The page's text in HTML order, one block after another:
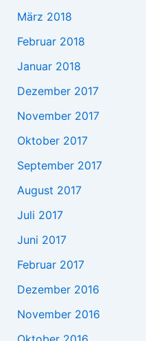
März 2018
Februar 2018
Januar 2018
Dezember 2017
November 2017
Oktober 2017
September 2017
August 2017
Juli 2017
Juni 2017
Februar 2017
Dezember 2016
November 2016